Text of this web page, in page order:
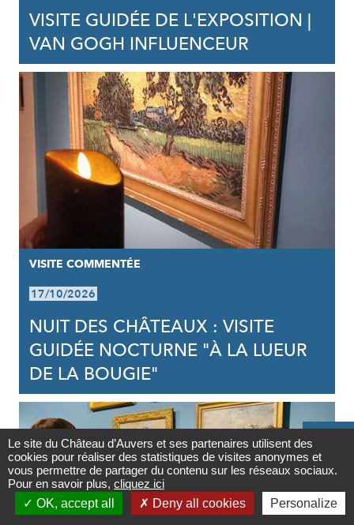
Contact

Newsletter
VISITE GUIDÉE DE L'EXPOSITION |
VAN GOGH INFLUENCEUR
VISITE COMMENTÉE
17/10/2026
NUIT DES CHÂTEAUX : VISITE
GUIDÉE NOCTURNE "À LA LUEUR
DE LA BOUGIE"
Le site du Château d’Auvers et ses partenaires utilisent des
cookies pour réaliser des statistiques de visites anonymes et
vous permettre de partager du contenu sur les réseaux sociaux.
Pour en savoir plus, cliquez ici
OK, accept all
Deny all cookies Personalize